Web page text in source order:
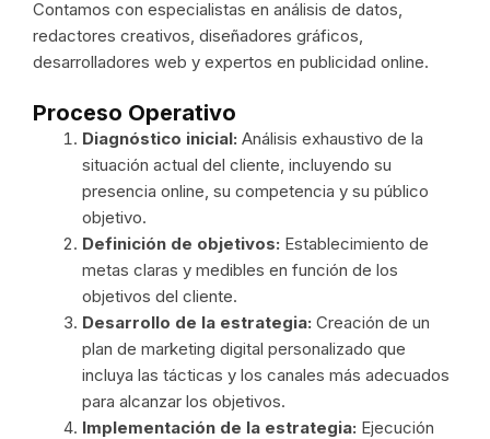
Contamos con especialistas en análisis de datos,
redactores creativos, diseñadores gráficos,
desarrolladores web y expertos en publicidad online.
Proceso Operativo
Diagnóstico inicial: Análisis exhaustivo de la
situación actual del cliente, incluyendo su
presencia online, su competencia y su público
objetivo.
Definición de objetivos: Establecimiento de
metas claras y medibles en función de los
objetivos del cliente.
Desarrollo de la estrategia: Creación de un
plan de marketing digital personalizado que
incluya las tácticas y los canales más adecuados
para alcanzar los objetivos.
Implementación de la estrategia: Ejecución